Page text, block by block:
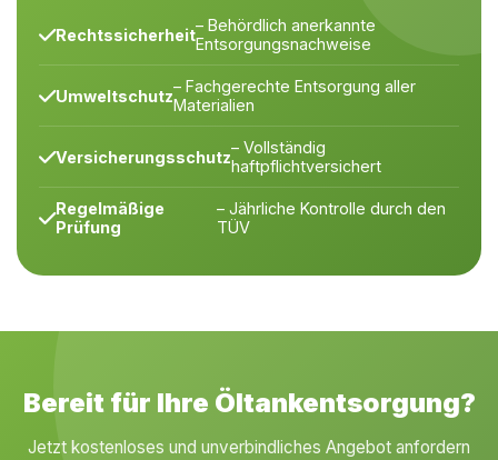
Rechtssicherheit– Behördlich anerkannte
Entsorgungsnachweise
Umweltschutz– Fachgerechte Entsorgung aller
Materialien
Versicherungsschutz– Vollständig
haftpflichtversichert
Regelmäßige
Prüfung
– Jährliche Kontrolle durch den
TÜV
Bereit für Ihre Öltankentsorgung?
Jetzt kostenloses und unverbindliches Angebot anfordern